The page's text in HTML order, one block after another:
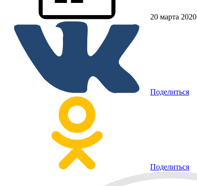
20 марта 2020
Поделиться
Поделиться